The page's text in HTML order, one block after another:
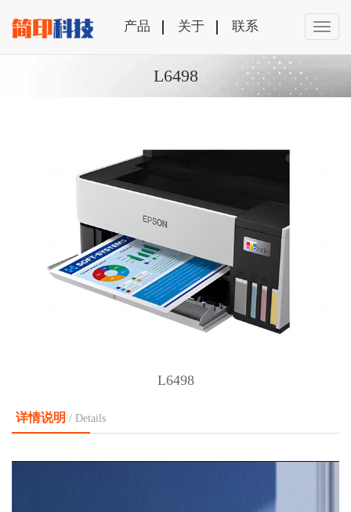
产品 关于 联系
L6498
L6498
详情说明 / Details